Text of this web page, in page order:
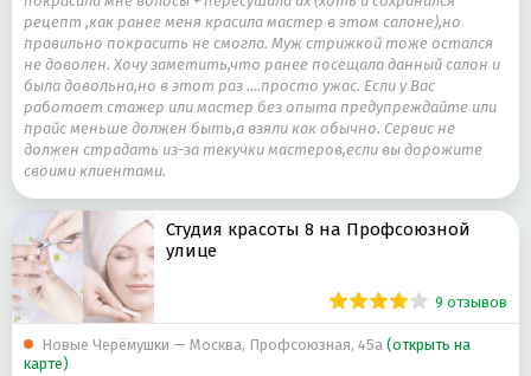
рецепт ,как ранее меня красила мастер в этом салоне),но
правильно покрасить не смогла. Муж стрижкой тоже остался
не доволен. Хочу заметить,что ранее посещала данный салон и
была довольна,но в этот раз ....просто ужас. Если у Вас
работает стажер или мастер без опыта предупреждайте или
прайс меньше должен быть,а взяли как обычно. Сервис не
должен страдать из-за текучки мастеров,если вы дорожите
своими клиентами.
Студия красоты 8 на Профсоюзной
улице
9 отзывов
Новые Черёмушки — Москва, Профсоюзная, 45а(открыть на
карте)